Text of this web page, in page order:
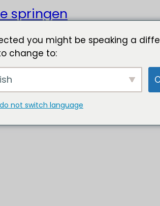
springen
you might be speaking a
change to:
not switch language